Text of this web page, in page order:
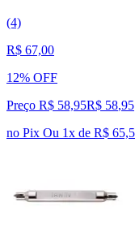
(4)
R$ 67,00
12% OFF
Preço R$ 58,95R$ 58,95
no Pix Ou 1x de R$